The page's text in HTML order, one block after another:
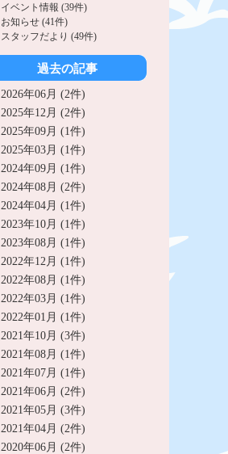
イベント情報 (39件)
お知らせ (41件)
スタッフだより (49件)
過去の記事
2026年06月 (2件)
2025年12月 (2件)
2025年09月 (1件)
2025年03月 (1件)
2024年09月 (1件)
2024年08月 (2件)
2024年04月 (1件)
2023年10月 (1件)
2023年08月 (1件)
2022年12月 (1件)
2022年08月 (1件)
2022年03月 (1件)
2022年01月 (1件)
2021年10月 (3件)
2021年08月 (1件)
2021年07月 (1件)
2021年06月 (2件)
2021年05月 (3件)
2021年04月 (2件)
2020年06月 (2件)